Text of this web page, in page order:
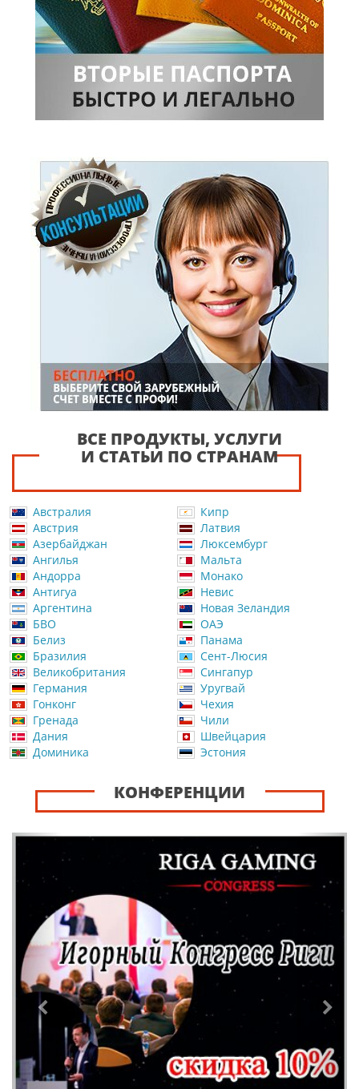
ВСЕ ПРОДУКТЫ, УСЛУГИ
И СТАТЬИ ПО СТРАНАМ
Австралия
Австрия
Азербайджан
Ангилья
Андорра
Антигуа
Аргентина
БВО
Белиз
Бразилия
Великобритания
Германия
Гонконг
Гренада
Дания
Доминика
Кипр
Латвия
Люксембург
Мальта
Монако
Невис
Новая Зеландия
ОАЭ
Панама
Сент-Люсия
Сингапур
Уругвай
Чехия
Чили
Швейцария
Эстония
КОНФЕРЕНЦИИ
Назад